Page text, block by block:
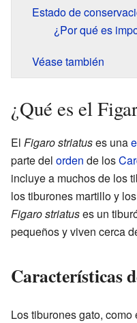
Estado de
¿Por qué es
Véase también
¿Qué es el
El Figaro striatuses una
parte del orden de los
incluye a muchos de los
los tiburones martillo y
Figaro striatuses un
pequeños y viven cerca
Características
Los tiburones gato, como